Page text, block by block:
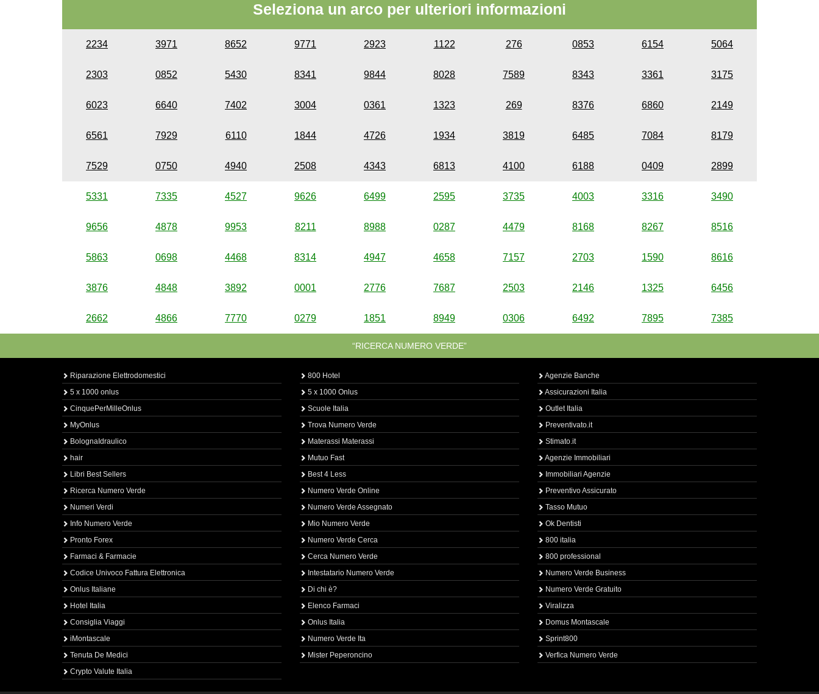
Seleziona un arco per ulteriori informazioni
2234 3971 8652 9771 2923 1122 276 0853 6154 5064
2303 0852 5430 8341 9844 8028 7589 8343 3361 3175
6023 6640 7402 3004 0361 1323 269 8376 6860 2149
6561 7929 6110 1844 4726 1934 3819 6485 7084 8179
7529 0750 4940 2508 4343 6813 4100 6188 0409 2899
5331 7335 4527 9626 6499 2595 3735 4003 3316 3490
9656 4878 9953 8211 8988 0287 4479 8168 8267 8516
5863 0698 4468 8314 4947 4658 7157 2703 1590 8616
3876 4848 3892 0001 2776 7687 2503 2146 1325 6456
2662 4866 7770 0279 1851 8949 0306 6492 7895 7385
“RICERCA NUMERO VERDE”
Riparazione Elettrodomestici
5 x 1000 onlus
CinquePerMilleOnlus
MyOnlus
BolognaIdraulico
hair
Libri Best Sellers
Ricerca Numero Verde
Numeri Verdi
Info Numero Verde
Pronto Forex
Farmaci & Farmacie
Codice Univoco Fattura Elettronica
Onlus Italiane
Hotel Italia
Consiglia Viaggi
iMontascale
Tenuta De Medici
Crypto Valute Italia
800 Hotel
5 x 1000 Onlus
Scuole Italia
Trova Numero Verde
Materassi Materassi
Mutuo Fast
Best 4 Less
Numero Verde Online
Numero Verde Assegnato
Mio Numero Verde
Numero Verde Cerca
Cerca Numero Verde
Intestatario Numero Verde
Di chi è?
Elenco Farmaci
Onlus Italia
Numero Verde Ita
Mister Peperoncino
Agenzie Banche
Assicurazioni Italia
Outlet Italia
Preventivato.it
Stimato.it
Agenzie Immobiliari
Immobiliari Agenzie
Preventivo Assicurato
Tasso Mutuo
Ok Dentisti
800 italia
800 professional
Numero Verde Business
Numero Verde Gratuito
Viralizza
Domus Montascale
Sprint800
Verfica Numero Verde